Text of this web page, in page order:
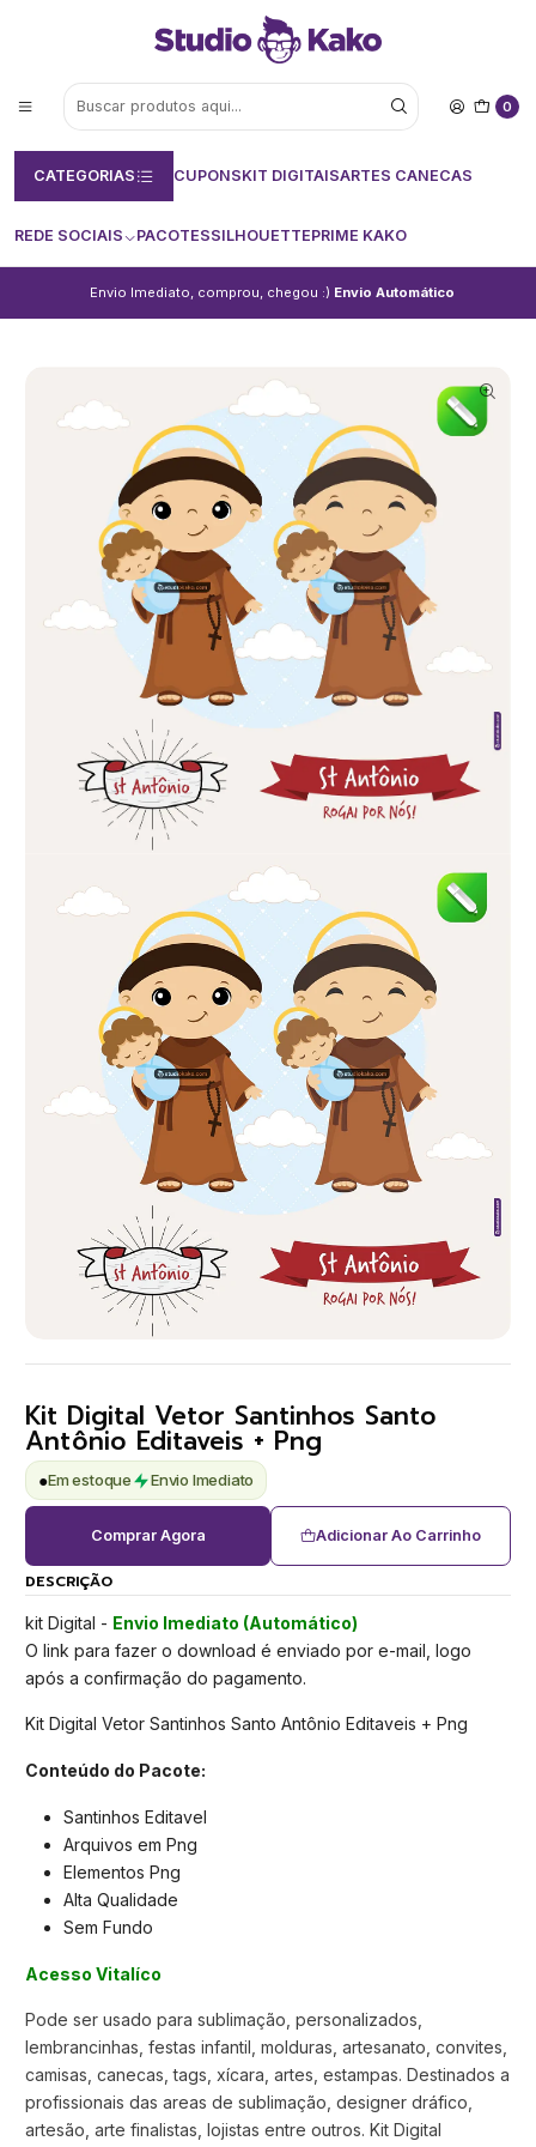
0
CATEGORIAS CUPONSKIT DIGITAISARTES CANECAS
REDE SOCIAIS PACOTESSILHOUETTEPRIME KAKO
Envio Imediato, comprou, chegou :) Envio Automático
Kit Digital Vetor Santinhos Santo
Antônio Editaveis + Png
●Em estoque Envio Imediato
Adicionar Ao Carrinho
Comprar Agora
DESCRIÇÃO
kit Digital - Envio Imediato (Automático)
O link para fazer o download é enviado por e-mail, logo
após a confirmação do pagamento.
Kit Digital Vetor Santinhos Santo Antônio Editaveis + Png
Conteúdo do Pacote:
Santinhos Editavel
Arquivos em Png
Elementos Png
Alta Qualidade
Sem Fundo
Acesso Vitalíco
Pode ser usado para sublimação, personalizados,
lembrancinhas, festas infantil, molduras, artesanato, convites,
camisas, canecas, tags, xícara, artes, estampas. Destinados a
profissionais das areas de sublimação, designer dráfico,
artesão, arte finalistas, lojistas entre outros. Kit Digital